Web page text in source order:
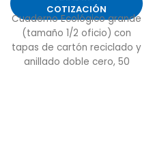
COTIZACIÓN
Cuaderno Ecológico grande
(tamaño 1/2 oficio) con
tapas de cartón reciclado y
anillado doble cero, 50